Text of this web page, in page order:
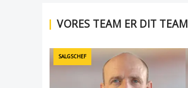
VORES TEAM ER DIT TEAM
SALGSCHEF